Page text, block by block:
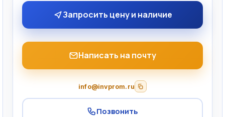
Запросить цену и наличие
Написать на почту
info@invprom.ru
Позвонить